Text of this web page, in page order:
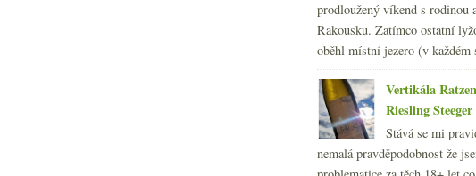
prodloužený víkend s rodinou
Rakousku. Zatímco ostatní
oběhl místní jezero (v každém
Vertikála
Riesling
Stává se mi
nemalá pravděpodobnost že